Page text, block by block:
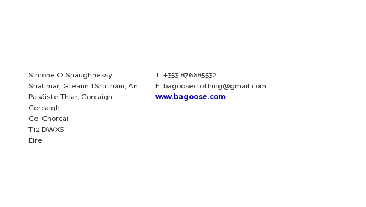
Simone O Shaughnessy
Shalimar, Gleann tSrutháin, An
Pasáiste Thiar, Corcaigh
Corcaigh
Co. Chorcaí
T12 DWX6
Éire
T: +353 876685532
E: bagooseclothing@gmail.com
www.bagoose.com